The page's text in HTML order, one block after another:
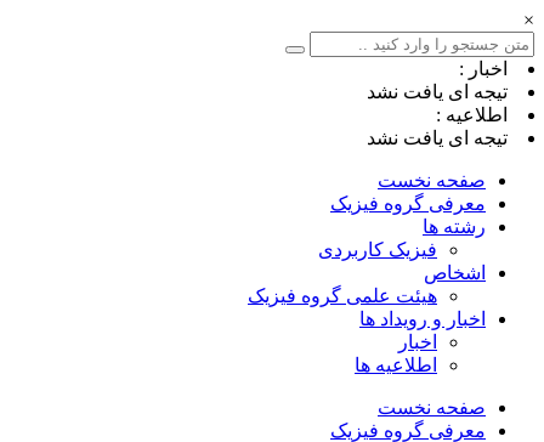
×
اخبار :
تیجه ای یافت نشد
اطلاعیه :
تیجه ای یافت نشد
صفحه نخست
معرفی گروه فیزیک
رشته ها
فیزیک کاربردی
اشخاص
هیئت علمی گروه فیزیک
اخبار و رویداد ها
اخبار
اطلاعیه ها
صفحه نخست
معرفی گروه فیزیک